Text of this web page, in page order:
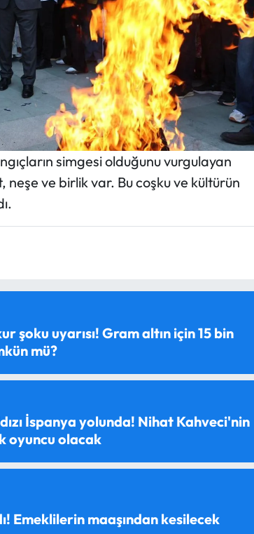
simgesi olduğunu vurgulayan
neşe ve birlik var. Bu coşku ve kültürün
şoku uyarısı! Gram altın için 15 bin
mü?
İspanya yolunda! Nihat Kahveci'nin
oyuncu olacak
Emeklilerin maaşından kesilecek